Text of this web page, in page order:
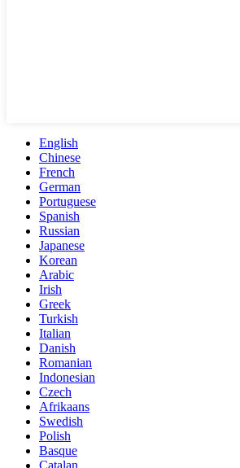
English
Chinese
French
German
Portuguese
Spanish
Russian
Japanese
Korean
Arabic
Irish
Greek
Turkish
Italian
Danish
Romanian
Indonesian
Czech
Afrikaans
Swedish
Polish
Basque
Catalan